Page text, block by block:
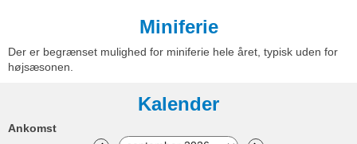
Miniferie
Der er begrænset mulighed for miniferie hele året, typisk uden for
højsæsonen.
Kalender
Ankomst